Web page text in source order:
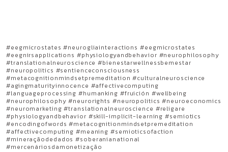
#eegmicrostates #neurogliainteractions #eegmicrostates
#eegnirsapplications #physiologyandbehavior #neurophilosophy
#translationalneuroscience #bienestarwellnessbemestar
#neuropolitics #sentienceconsciousness
#metacognitionmindsetpremeditation #culturalneuroscience
#agingmaturityinnocence #affectivecomputing
#languageprocessing #humanking #fruición #wellbeing
#neurophilosophy #neurorights #neuropolitics #neuroeconomics
#neuromarketing #translationalneuroscience #religare
#physiologyandbehavior #skill-implicit-learning #semiotics
#encodingofwords #metacognitionmindsetpremeditation
#affectivecomputing #meaning #semioticsofaction
#mineraçãodedados #soberanianational
#mercenáriosdamonetização